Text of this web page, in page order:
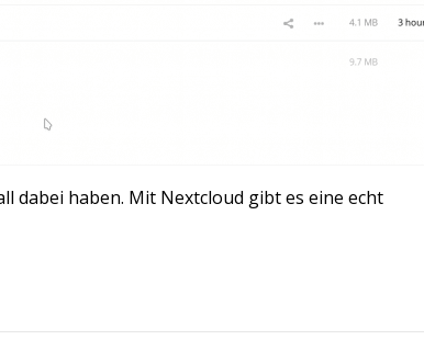
dabei haben. Mit Nextcloud gibt es eine echt